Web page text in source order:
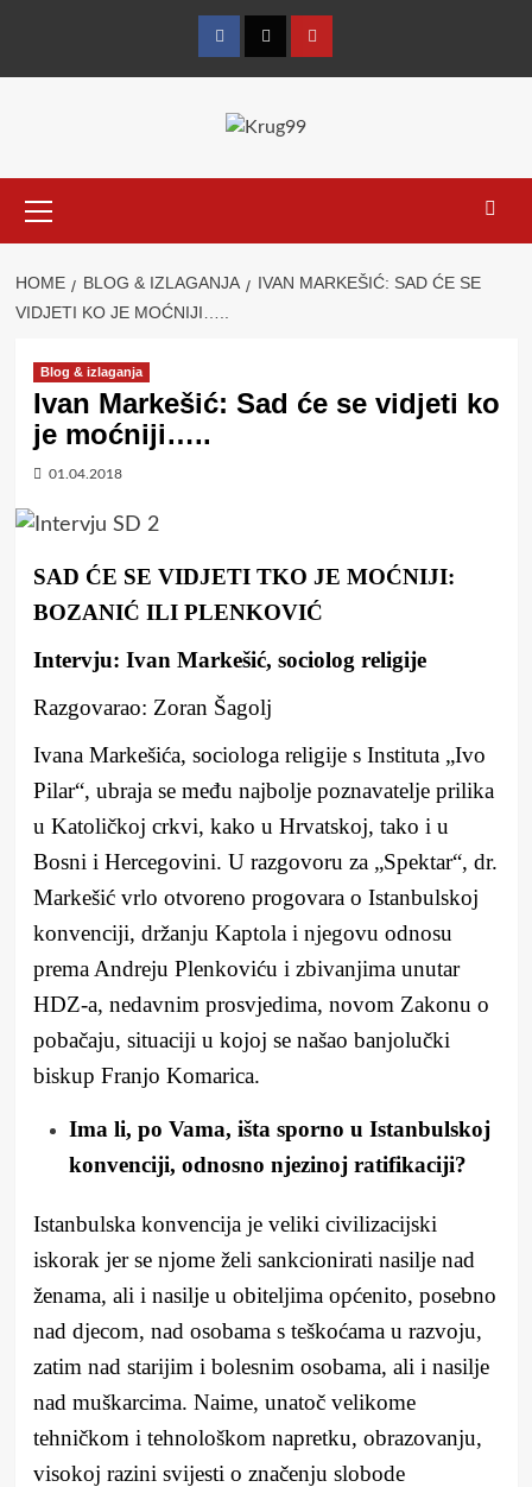
FacebookTwitterYouTube
Menu
HOME BLOG & IZLAGANJA
IVAN MARKEŠIĆ: SAD ĆE SE
VIDJETI KO JE MOĆNIJI…..
Blog & izlaganja
Ivan Markešić: Sad će se vidjeti ko
je moćniji…..
01.04.2018
SAD ĆE SE VIDJETI TKO JE MOĆNIJI:
BOZANIĆ ILI PLENKOVIĆ
Intervju: Ivan Markešić, sociolog religije
Razgovarao: Zoran Šagolj
Ivana Markešića, sociologa religije s Instituta „Ivo
Pilar“, ubraja se među najbolje poznavatelje prilika
u Katoličkoj crkvi, kako u Hrvatskoj, tako i u
Bosni i Hercegovini. U razgovoru za „Spektar“, dr.
Markešić vrlo otvoreno progovara o Istanbulskoj
konvenciji, držanju Kaptola i njegovu odnosu
prema Andreju Plenkoviću i zbivanjima unutar
HDZ-a, nedavnim prosvjedima, novom Zakonu o
pobačaju, situaciji u kojoj se našao banjolučki
biskup Franjo Komarica.
Ima li, po Vama, išta sporno u Istanbulskoj
konvenciji, odnosno njezinoj ratifikaciji?
Istanbulska konvencija je veliki civilizacijski
iskorak jer se njome želi sankcionirati nasilje nad
ženama, ali i nasilje u obiteljima općenito, posebno
nad djecom, nad osobama s teškoćama u razvoju,
zatim nad starijim i bolesnim osobama, ali i nasilje
nad muškarcima. Naime, unatoč velikome
tehničkom i tehnološkom napretku, obrazovanju,
visokoj razini svijesti o značenju slobode